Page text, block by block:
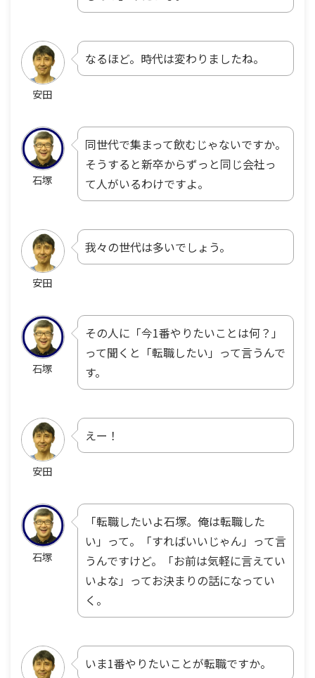
安田
なるほど。時代は変わりましたね。
石塚
同世代で集まって飲むじゃないですか。
そうすると新卒からずっと同じ会社っ
て人がいるわけですよ。
安田
我々の世代は多いでしょう。
石塚
その人に「今1番やりたいことは何？」
って聞くと「転職したい」って言うんで
す。
安田
えー！
石塚
「転職したいよ石塚。俺は転職した
い」って。「すればいいじゃん」って言
うんですけど。「お前は気軽に言えてい
いよな 」ってお決まりの話になってい
く。
いま1番やりたいことが転職ですか。